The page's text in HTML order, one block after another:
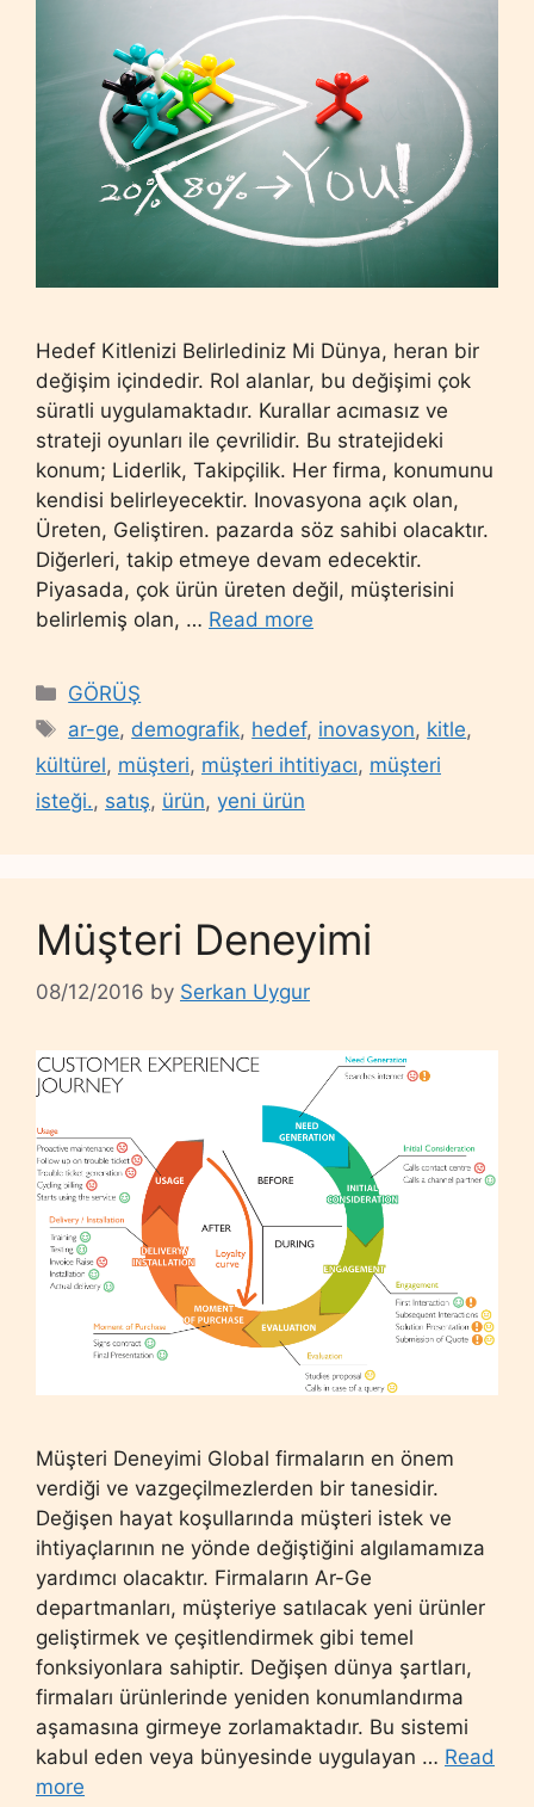
Hedef Kitlenizi Belirlediniz Mi Dünya, heran bir
değişim içindedir. Rol alanlar, bu değişimi çok
süratli uygulamaktadır. Kurallar acımasız ve
strateji oyunları ile çevrilidir. Bu stratejideki
konum; Liderlik, Takipçilik. Her firma, konumunu
kendisi belirleyecektir. Inovasyona açık olan,
Üreten, Geliştiren. pazarda söz sahibi olacaktır.
Diğerleri, takip etmeye devam edecektir.
Piyasada, çok ürün üreten değil, müşterisini
belirlemiş olan, … Read more
Categories
GÖRÜŞ
Tags
ar-ge, demografik, hedef, inovasyon, kitle,
kültürel, müşteri, müşteri ihtitiyacı, müşteri
isteği., satış, ürün, yeni ürün
Müşteri Deneyimi
08/12/2016 by Serkan Uygur
Müşteri Deneyimi Global firmaların en önem
verdiği ve vazgeçilmezlerden bir tanesidir.
Değişen hayat koşullarında müşteri istek ve
ihtiyaçlarının ne yönde değiştiğini algılamamıza
yardımcı olacaktır. Firmaların Ar-Ge
departmanları, müşteriye satılacak yeni ürünler
geliştirmek ve çeşitlendirmek gibi temel
fonksiyonlara sahiptir. Değişen dünya şartları,
firmaları ürünlerinde yeniden konumlandırma
aşamasına girmeye zorlamaktadır. Bu sistemi
kabul eden veya bünyesinde uygulayan … Read
more